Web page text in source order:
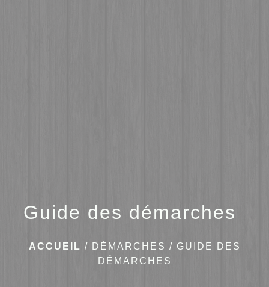
Guide des démarches
ACCUEIL / DÉMARCHES / GUIDE DES
DÉMARCHES